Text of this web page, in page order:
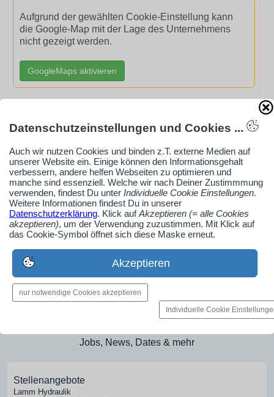
Aufgrund der gewählten Cookie-Einstellung kann
die Google-Map mit der Lage des Unternehmens
nicht gezeigt werden.
GoogleMaps aktivieren
AdSense smARTe inArticle-Anzeige aktivieren
Ob Solo-Selbsständiger, Handwerksbetrieb oder
Industrieunternehmen
Erstelle jetzt ein gratis Firmenprofil für dein Unternehmen:
jetzt registrieren
Medien-Galerie
Bilder, PDFs, Audio, Video
Jobs, News, Dates & mehr
Stellenangebote
Lamm Hydraulik
Datenschutzeinstellungen und Cookies ...
Auch wir nutzen Cookies und binden z.T. externe Medien auf
unserer Website ein. Einige können den Informationsgehalt
verbessern, andere helfen Webseiten zu optimieren und
manche sind essenziell. Welche wir nach Deiner Zustimmmung
verwenden, findest Du unter Individuelle Cookie Einstellungen.
Weitere Informationen findest Du in unserer
Datenschutzerklärung. Klick aufAkzeptieren (= alle Cookies
akzeptieren), um der Verwendung zuzustimmen. Mit Klick auf
das Cookie-Symbol öffnet sich diese Maske erneut.
Akzeptieren
nur notwendige Cookies akzeptieren
Individuelle Cookie